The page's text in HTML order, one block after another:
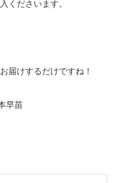
くださいます。
届けするだけですね！
早苗